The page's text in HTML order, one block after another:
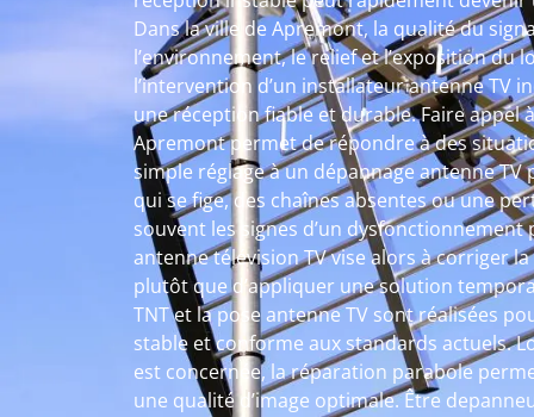
Dans la ville de Apremont, la qualité du
l’environnement, le relief et l’exposition du
l’intervention d’un installateur antenne TV
une réception fiable et durable. Faire appel
Apremont permet de répondre à des
simple réglage à un dépannage antenne TV
qui se fige, des chaînes absentes ou une
souvent les signes d’un dysfonctionnement
antenne télévision TV vise alors à corriger
plutôt que d’appliquer une solution
TNT et la pose antenne TV sont réalisées
stable et conforme aux standards actuels.
est concernée, la réparation parabole
une qualité d’image optimale. Être